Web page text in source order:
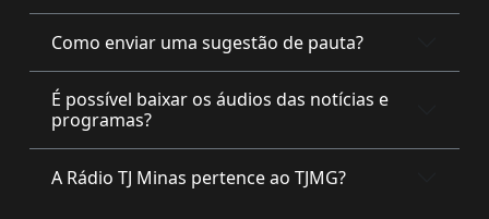
Como enviar uma sugestão de pauta?
É possível baixar os áudios das notícias e
programas?
A Rádio TJ Minas pertence ao TJMG?